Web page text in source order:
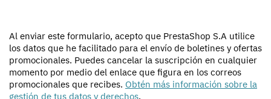
Al enviar este formulario, acepto que PrestaShop S.A utilice
los datos que he facilitado para el envío de boletines y ofertas
promocionales. Puedes cancelar la suscripción en cualquier
momento por medio del enlace que figura en los correos
promocionales que recibes. Obtén más información sobre la
gestión de tus datos y derechos.